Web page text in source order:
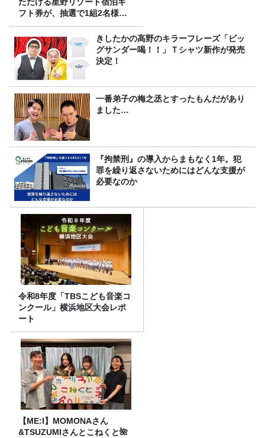
ただける星野リゾート宿泊ギ
フト券が、抽選で1組2名様に
プレゼント！
きしたかの高野のキラーフレーズ「ビッ
グサンダー喝！！」Ｔシャツ新作が発売
決定！
一番弟子の梅之丞とすったもんだがあり
ました…
『拘禁刑』の導入からまもなく1年。犯
罪を繰り返さないためにはどんな支援が
必要なのか
令和8年度「TBSこども音楽コ
ンクール」横浜地区大会レポ
ート
【ME:I】MOMONAさん
&TSUZUMIさんとこねくと🌺